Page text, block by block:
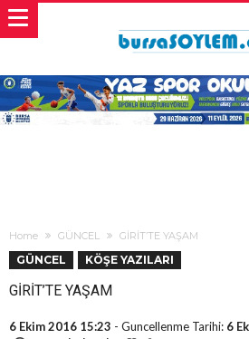
Home GÜNCEL GİRİT’TE YAŞAM
GÜNCEL KÖŞE YAZILARI
GİRİT’TE YAŞAM
6 Ekim 2016 15:23 - Guncellenme Tarihi: 6